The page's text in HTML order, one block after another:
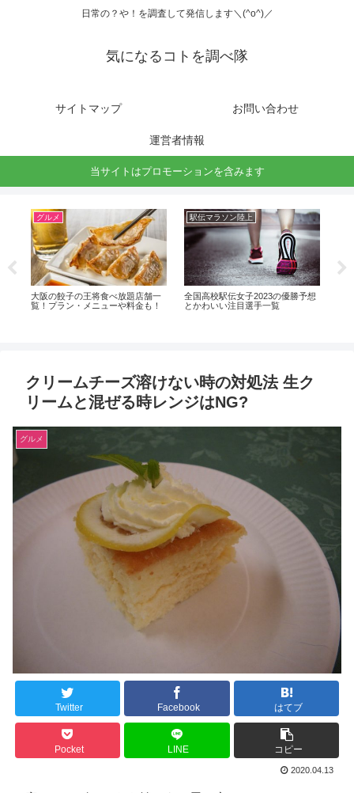
日常の？や！を調査して発信します＼(^o^)／
気になるコトを調べ隊
サイトマップ お問い合わせ
運営者情報
当サイトはプロモーションを含みます
グルメ
大阪の餃子の王将食べ放題店舗一
覧！プラン・メニューや料金も！
駅伝マラソン陸上
全国高校駅伝女子2023の優勝予想
とかわいい注目選手一覧
クリームチーズ溶けない時の対処法 生ク
リームと混ぜる時レンジはNG?
グルメ
Twitter Facebook はてブ
Pocket LINE コピー
2020.04.13